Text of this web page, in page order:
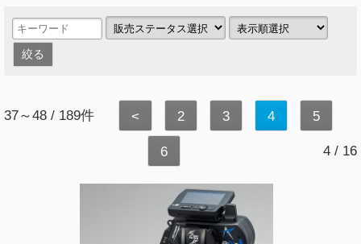
37～48 / 189件 < 2 3 4 5
6 4 / 16